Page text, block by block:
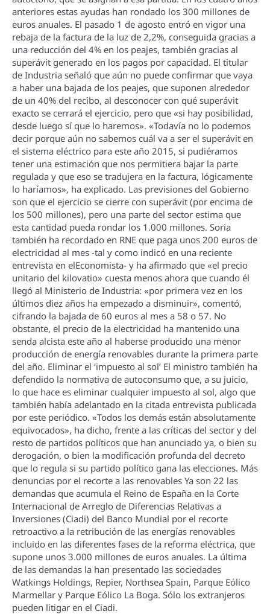
anteriores estas ayudas han rondado los 300 millones de
euros anuales. El pasado 1 de agosto entró en vigor una
rebaja de la factura de la luz de 2,2%, conseguida gracias a
una reducción del 4% en los peajes, también gracias al
superávit generado en los pagos por capacidad. El titular
de Industria señaló que aún no puede confirmar que vaya
a haber una bajada de los peajes, que suponen alrededor
de un 40% del recibo, al desconocer con qué superávit
exacto se cerrará el ejercicio, pero que «si hay posibilidad,
desde luego sí­ que lo haremos». «Todaví­a no lo podemos
decir porque aún no sabemos cuál va a ser el superávit en
el sistema eléctrico para este año 2015, si pudiéramos
tener una estimación que nos permitiera bajar la parte
regulada y que eso se tradujera en la factura, lógicamente
lo harí­amos», ha explicado. Las previsiones del Gobierno
son que el ejercicio se cierre con superávit (por encima de
los 500 millones), pero una parte del sector estima que
esta cantidad pueda rondar los 1.000 millones. Soria
también ha recordado en RNE que paga unos 200 euros de
electricidad al mes -tal y como indicó en una reciente
entrevista en elEconomista- y ha afirmado que «el precio
unitario del kilovatio» cuesta menos ahora que cuando él
llegó al Ministerio de Industria: «por primera vez en los
últimos diez años ha empezado a disminuir», comentó,
cifrando la bajada de 60 euros al mes a 58 o 57. No
obstante, el precio de la electricidad ha mantenido una
senda alcista este año al haberse producido una menor
producción de energí­a renovables durante la primera parte
del año. Eliminar el ‘impuesto al sol’ El ministro también ha
defendido la normativa de autoconsumo que, a su juicio,
lo que hace es eliminar cualquier impuesto al sol, algo que
también habí­a adelantado en la citada entrevista publicada
por este periódico. «Todos los demás están absolutamente
equivocados», ha dicho, frente a las crí­ticas del sector y del
resto de partidos polí­ticos que han anunciado ya, o bien su
derogación, o bien la modificación profunda del decreto
que lo regula si su partido polí­tico gana las elecciones. Más
denuncias por el recorte a las renovables Ya son 22 las
demandas que acumula el Reino de España en la Corte
Internacional de Arreglo de Diferencias Relativas a
Inversiones (Ciadi) del Banco Mundial por el recorte
retroactivo a la retribución de las energí­as renovables
incluido en las diferentes fases de la reforma eléctrica, que
supone unos 3.000 millones de euros anuales. La última
de las demandas la han presentado las sociedades
Watkings Holdings, Repier, Northsea Spain, Parque Eólico
Marmellar y Parque Eólico La Boga. Sólo los extranjeros
pueden litigar en el Ciadi.